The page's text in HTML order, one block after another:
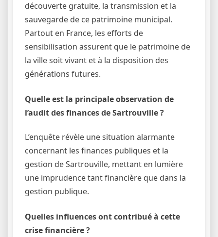
découverte gratuite, la transmission et la
sauvegarde de ce patrimoine municipal.
Partout en France, les efforts de
sensibilisation assurent que le patrimoine de
la ville soit vivant et à la disposition des
générations futures.
Quelle est la principale observation de
l’audit des finances de Sartrouville ?
L’enquête révèle une situation alarmante
concernant les finances publiques et la
gestion de Sartrouville, mettant en lumière
une imprudence tant financière que dans la
gestion publique.
Quelles influences ont contribué à cette
crise financière ?